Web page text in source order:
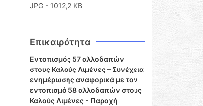
JPG - 1012,2 KB
Επικαιρότητα
Εντοπισμός 57 αλλοδαπών
στους Καλούς Λιμένες – Συνέχεια
ενημέρωσης αναφορικά με τον
εντοπισμό 58 αλλοδαπών στους
Καλούς Λιμένες - Παροχή